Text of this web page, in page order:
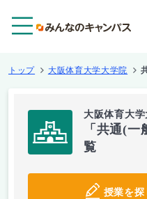
トップ 大阪体育大学大学院
大阪体育大
「共通(
覧
授業を探